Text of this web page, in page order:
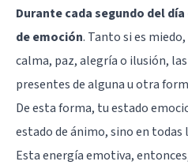
Durante cada segundo del
de emoción. Tanto si es
calma, paz, alegría o ilusión,
presentes de alguna u otra
De esta forma, tu estado
estado de ánimo, sino en todas
Esta energía emotiva,